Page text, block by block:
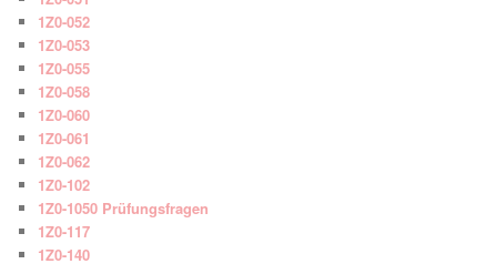
1Z0-052
1Z0-053
1Z0-055
1Z0-058
1Z0-060
1Z0-061
1Z0-062
1Z0-102
1Z0-1050 Prüfungsfragen
1Z0-117
1Z0-140